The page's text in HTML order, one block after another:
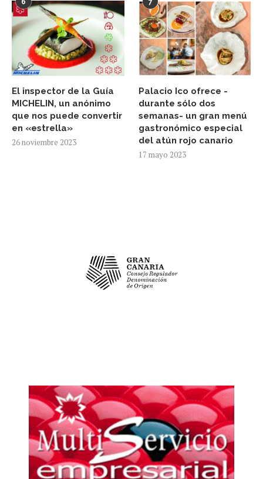
El inspector de la Guía
MICHELIN, un anónimo
que nos puede convertir
en «estrella»
26 noviembre 2023
Palacio Ico ofrece -
durante sólo dos
semanas- un gran menú
gastronómico especial
del atún rojo canario
17 mayo 2023